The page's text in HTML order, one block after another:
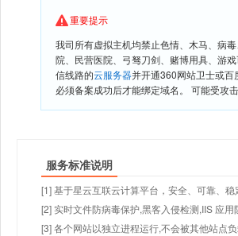
重要提示
我司所有虚拟主机均禁止色情、木马、病
院、民营医院、弓驽刀剑、赌博用具、游
信线路的云服务器并开通360网站卫士或百
必须备案成功后才能绑定域名。 可能受攻
服务标准说明
[1] 基于星云互联云计算平台，安全、可靠、稳
[2] 实时文件防病毒保护,黑客入侵检测,IIS 应
[3] 各个网站以独立进程运行,不会被其他站点